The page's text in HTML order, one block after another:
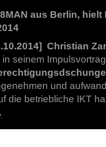
aus Berlin,
Christian
seinem
und
die betriebliche IKT